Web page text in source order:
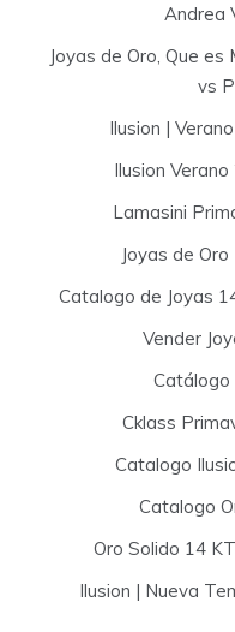
Andrea
Joyas de Oro, Que es
vs
Ilusion |
Ilusion
Lamasini
Joyas de
Catalogo de Joyas
Vender
Catálogo
Cklass
Catalogo
Catalogo
Oro Solido 14
Ilusion | Nueva